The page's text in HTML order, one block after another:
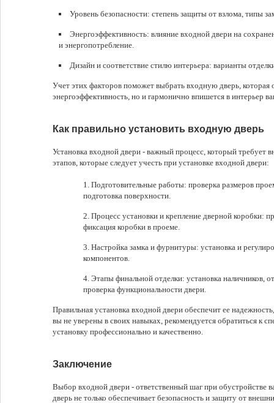
Уровень безопасности: степень защиты от взлома, типы
Энергоэффективность: влияние входной двери на
и энергопотребление.
Дизайн и соответствие стилю интерьера: варианты
Учет этих факторов поможет выбрать входную дверь, которая
энергоэффективность, но и гармонично впишется в интерьер
Как правильно установить входную дверь
Установка входной двери - важный процесс, который требует
этапов, которые следует учесть при установке входной двери:
Подготовительные работы: проверка размеров
подготовка поверхности.
Процесс установки и крепление дверной коробки:
фиксация коробки в проеме.
Настройка замка и фурнитуры: установка и
компонентов.
Этапы финальной отделки: установка наличников,
проверка функциональности двери.
Правильная установка входной двери обеспечит ее
вы не уверены в своих навыках, рекомендуется обратиться к
установку профессионально и качественно.
Заключение
Выбор входной двери - ответственный шаг при обустройстве
дверь не только обеспечивает безопасность и защиту от